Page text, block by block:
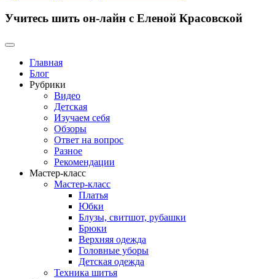
Учитесь шить он-лайн с Еленой Красовской
Primary
Главная
Блог
Рубрики
Видео
Детская
Изучаем себя
Обзоры
Ответ на вопрос
Разное
Рекомендации
Мастер-класс
Мастер-класс
Платья
Юбки
Блузы, свитшот, рубашки
Брюки
Верхняя одежда
Головные уборы
Детская одежда
Техника шитья